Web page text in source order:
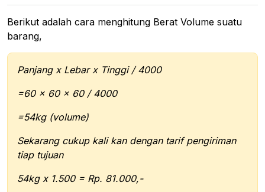
Berikut adalah cara menghitung Berat Volume suatu
barang,
Panjang x Lebar x Tinggi / 4000
=60 x 60 x 60 / 4000
=54kg (volume)
Sekarang cukup kali kan dengan tarif pengiriman
tiap tujuan
54kg x 1.500 = Rp. 81.000,-